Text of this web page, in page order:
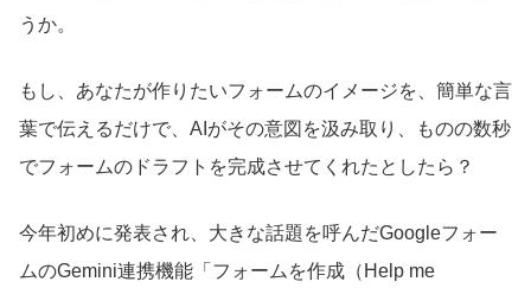
うか。
もし、あなたが作りたいフォームのイメージを、簡単な言
葉で伝えるだけで、AIがその意図を汲み取り、ものの数秒
でフォームのドラフトを完成させてくれたとしたら？
今年初めに発表され、大きな話題を呼んだGoogleフォー
ムのGemini連携機能「フォームを作成（Help me